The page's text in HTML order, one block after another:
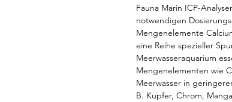
Fauna Marin ICP-
notwendigen
Mengenelemente
eine Reihe spezieller
Meerwasseraquarium
Mengenelementen wie
Meerwasser in
B. Kupfer, Chrom,